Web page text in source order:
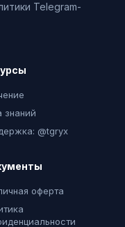
Telegram-
знаний
@tgryx
оферта